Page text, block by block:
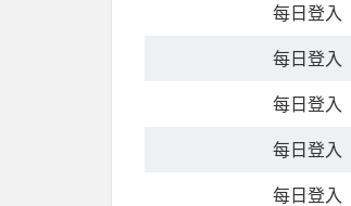
每日登入
每日登入
每日登入
每日登入
每日登入